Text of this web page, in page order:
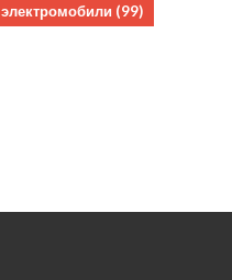
электромобили (99)